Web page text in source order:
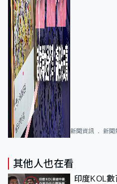
新聞資訊 新聞
其他人也在看
印度KOL